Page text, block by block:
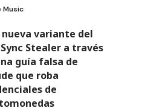
Music
nueva variante del
Stealer a través
guía falsa de
que roba
de